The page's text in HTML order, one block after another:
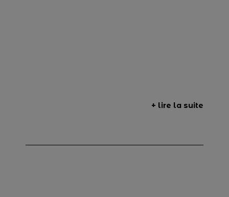
+ lire la suite